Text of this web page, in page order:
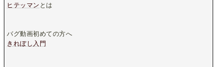
ヒテッマン とは
バグ動画初めての方へ
きれぼし入門